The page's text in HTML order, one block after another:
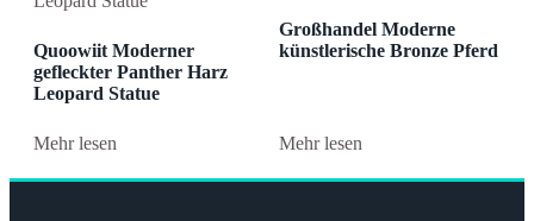
Quoowiit Moderner
gefleckter Panther Harz
Leopard Statue
Mehr lesen
Großhandel Moderne
künstlerische Bronze Pferd
Mehr lesen